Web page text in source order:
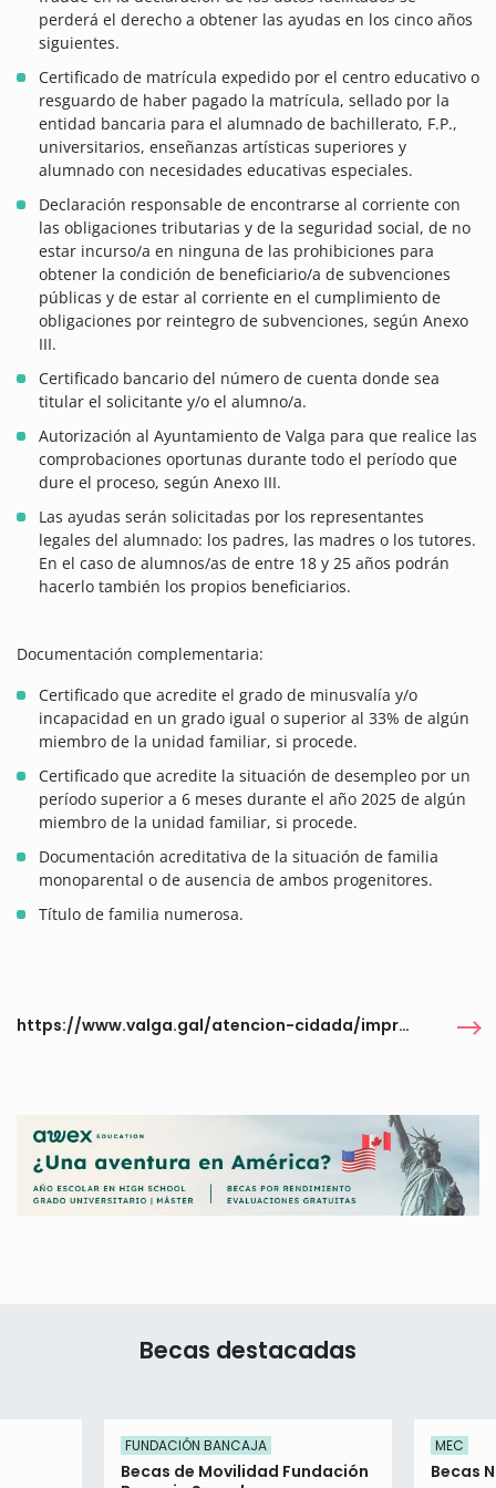
perderá el derecho a obtener las ayudas en los cinco años
siguientes.
Certificado de matrícula expedido por el centro educativo o
resguardo de haber pagado la matrícula, sellado por la
entidad bancaria para el alumnado de bachillerato, F.P.,
universitarios, enseñanzas artísticas superiores y
alumnado con necesidades educativas especiales.
Declaración responsable de encontrarse al corriente con
las obligaciones tributarias y de la seguridad social, de no
estar incurso/a en ninguna de las prohibiciones para
obtener la condición de beneficiario/a de subvenciones
públicas y de estar al corriente en el cumplimiento de
obligaciones por reintegro de subvenciones, según Anexo
III.
Certificado bancario del número de cuenta donde sea
titular el solicitante y/o el alumno/a.
Autorización al Ayuntamiento de Valga para que realice las
comprobaciones oportunas durante todo el período que
dure el proceso, según Anexo III.
Las ayudas serán solicitadas por los representantes
legales del alumnado: los padres, las madres o los tutores.
En el caso de alumnos/as de entre 18 y 25 años podrán
hacerlo también los propios beneficiarios.
Documentación complementaria:
Certificado que acredite el grado de minusvalía y/o
incapacidad en un grado igual o superior al 33% de algún
miembro de la unidad familiar, si procede.
Certificado que acredite la situación de desempleo por un
período superior a 6 meses durante el año 2025 de algún
miembro de la unidad familiar, si procede.
Documentación acreditativa de la situación de familia
monoparental o de ausencia de ambos progenitores.
Título de familia numerosa.
https://www.valga.gal/atencion-cidada/impresos-solicitudes
Becas destacadas
FUNDACIÓN BANCAJA
Becas de Movilidad Fundación
MEC
Becas